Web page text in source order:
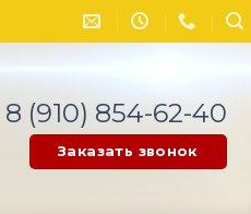
8 (910) 854-62-40
Заказать звонок